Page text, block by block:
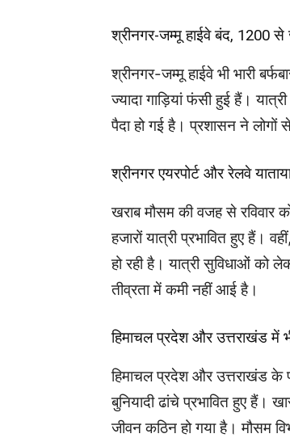
श्रीनगर-जम्मू हाईवे बंद, 1200 से
श्रीनगर-जम्मू हाईवे भी भारी
ज्यादा गाड़ियां फंसी हुई हैं।
पैदा हो गई है। प्रशासन ने लोगों
श्रीनगर एयरपोर्ट और रेलवे
खराब मौसम की वजह से रविवार
हजारों यात्री प्रभावित हुए हैं।
हो रही है। यात्री सुविधाओं को
तीव्रता में कमी नहीं आई है।
हिमाचल प्रदेश और उत्तराखंड में भी
हिमाचल प्रदेश और उत्तराखंड के
बुनियादी ढांचे प्रभावित हुए हैं।
जीवन कठिन हो गया है। मौसम